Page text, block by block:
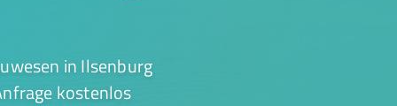
in Ilsenburg
kostenlos